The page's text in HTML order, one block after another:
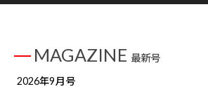
MAGAZINE 最新号
2026年9月号